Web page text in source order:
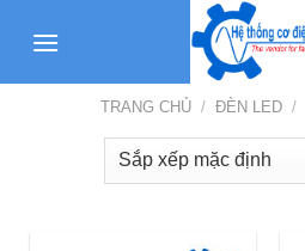
TRANG CHỦ / ĐÈN LED /